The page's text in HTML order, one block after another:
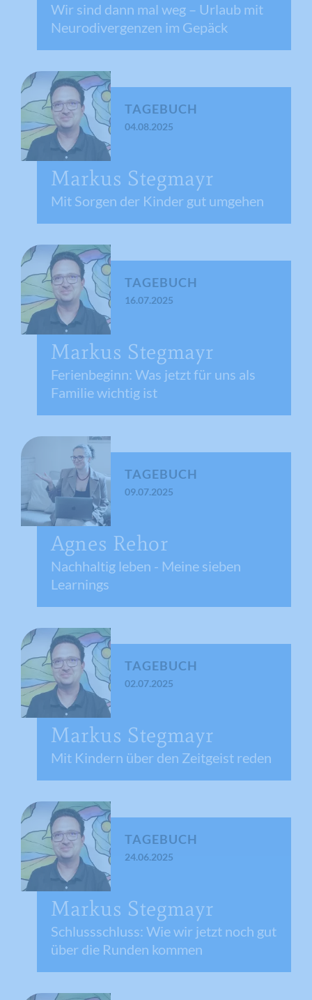
Wir sind dann mal weg – Urlaub mit
Neurodivergenzen im Gepäck
TAGEBUCH
04.08.2025
Markus Stegmayr
Mit Sorgen der Kinder gut umgehen
TAGEBUCH
16.07.2025
Markus Stegmayr
Ferienbeginn: Was jetzt für uns als
Familie wichtig ist
TAGEBUCH
09.07.2025
Agnes Rehor
Nachhaltig leben - Meine sieben
Learnings
TAGEBUCH
02.07.2025
Markus Stegmayr
Mit Kindern über den Zeitgeist reden
TAGEBUCH
24.06.2025
Markus Stegmayr
Schlussschluss: Wie wir jetzt noch gut
über die Runden kommen